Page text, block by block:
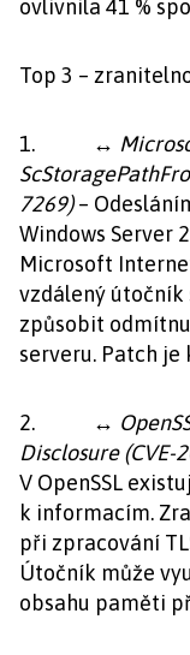
ovlivnila 41 %
Top 3 –
1.
↔
7269)–
Windows Server
Microsoft
vzdálený
způsobit
serveru. Patch je
2.
↔
Disclosure (CVE-
V OpenSSL
k informacím.
při zpracování
Útočník může
obsahu paměti